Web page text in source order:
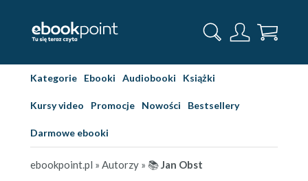
Kategorie Ebooki Audiobooki Książki
Kursy video Promocje Nowości Bestsellery
Darmowe ebooki
ebookpoint.pl » Autorzy » 📚Jan Obst